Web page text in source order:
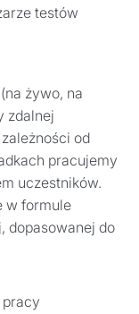
testów
żywo, na
zdalnej
od
pracujemy
uczestników.
w formule
dopasowanej do
pracy